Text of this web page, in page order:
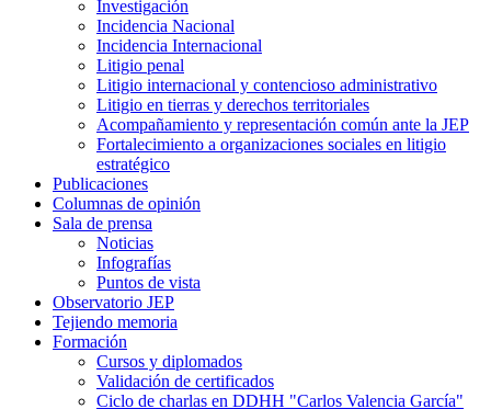
Investigación
Incidencia Nacional
Incidencia Internacional
Litigio penal
Litigio internacional y contencioso administrativo
Litigio en tierras y derechos territoriales
Acompañamiento y representación común ante la JEP
Fortalecimiento a organizaciones sociales en litigio
estratégico
Publicaciones
Columnas de opinión
Sala de prensa
Noticias
Infografías
Puntos de vista
Observatorio JEP
Tejiendo memoria
Formación
Cursos y diplomados
Validación de certificados
Ciclo de charlas en DDHH "Carlos Valencia García"